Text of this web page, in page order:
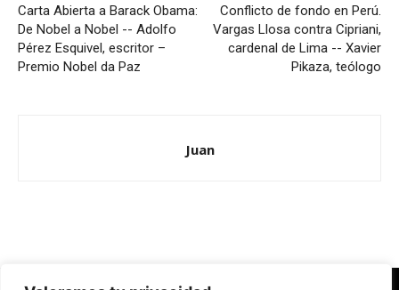
Carta Abierta a Barack Obama:
De Nobel a Nobel -- Adolfo
Pérez Esquivel, escritor –
Premio Nobel da Paz
Conflicto de fondo en Perú.
Vargas Llosa contra Cipriani,
cardenal de Lima -- Xavier
Pikaza, teólogo
Juan